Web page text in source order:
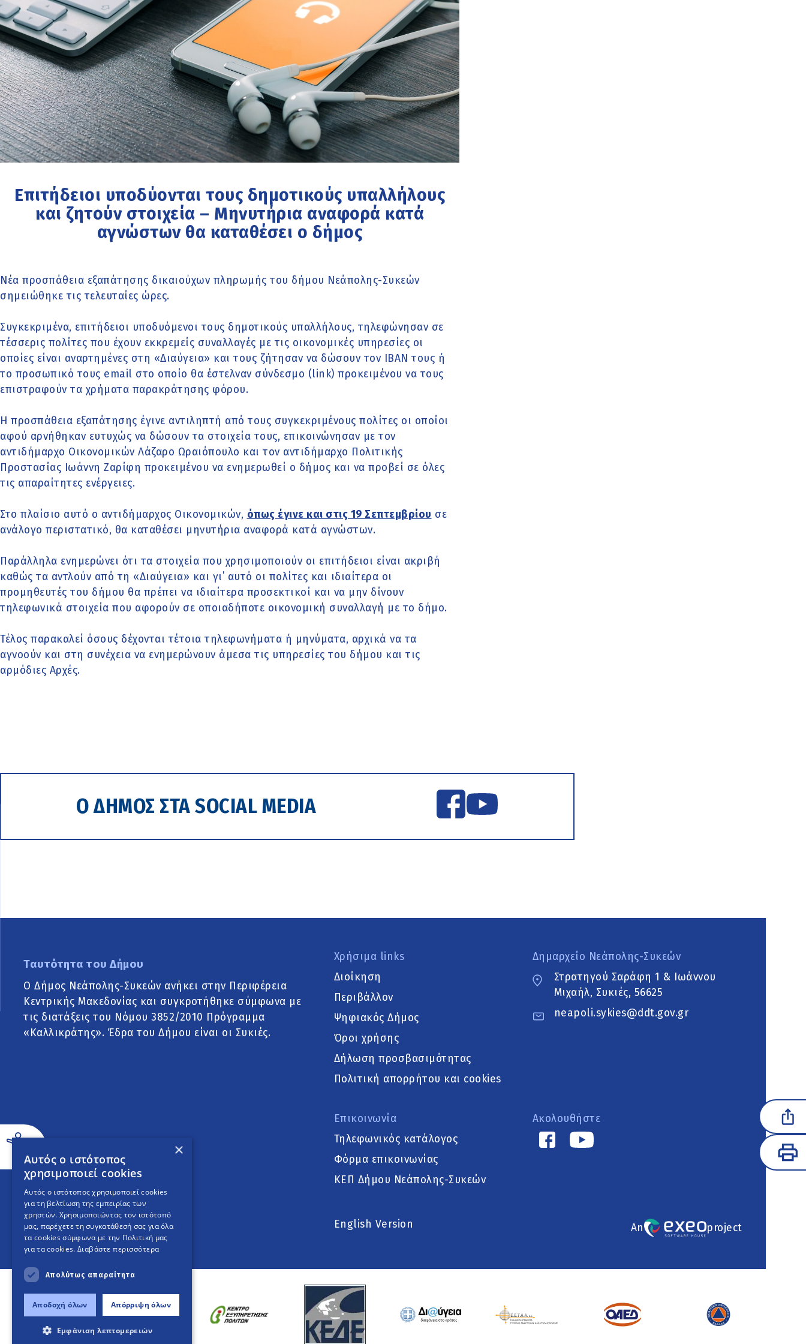
Επιτήδειοι υποδύονται τους δημοτικούς υπαλλήλους
και ζητούν στοιχεία – Μηνυτήρια αναφορά κατά
αγνώστων θα καταθέσει ο δήμος
Νέα προσπάθεια εξαπάτησης δικαιούχων πληρωμής του δήμου Νεάπολης-Συκεών
σημειώθηκε τις τελευταίες ώρες.
Συγκεκριμένα, επιτήδειοι υποδυόμενοι τους δημοτικούς υπαλλήλους, τηλεφώνησαν σε
τέσσερις πολίτες που έχουν εκκρεμείς συναλλαγές με τις οικονομικές υπηρεσίες οι
οποίες είναι αναρτημένες στη «Διαύγεια» και τους ζήτησαν να δώσουν τον IBAN τους ή
το προσωπικό τους email στο οποίο θα έστελναν σύνδεσμο (link) προκειμένου να τους
επιστραφούν τα χρήματα παρακράτησης φόρου.
Η προσπάθεια εξαπάτησης έγινε αντιληπτή από τους συγκεκριμένους πολίτες οι οποίοι
αφού αρνήθηκαν ευτυχώς να δώσουν τα στοιχεία τους, επικοινώνησαν με τον
αντιδήμαρχο Οικονομικών Λάζαρο Ωραιόπουλο και τον αντιδήμαρχο Πολιτικής
Προστασίας Ιωάννη Ζαρίφη προκειμένου να ενημερωθεί ο δήμος και να προβεί σε όλες
τις απαραίτητες ενέργειες.
Στο πλαίσιο αυτό ο αντιδήμαρχος Οικονομικών, όπως έγινε και στις 19 Σεπτεμβρίου σε
ανάλογο περιστατικό, θα καταθέσει μηνυτήρια αναφορά κατά αγνώστων.
Παράλληλα ενημερώνει ότι τα στοιχεία που χρησιμοποιούν οι επιτήδειοι είναι ακριβή
καθώς τα αντλούν από τη «Διαύγεια» και γι΄ αυτό οι πολίτες και ιδιαίτερα οι
προμηθευτές του δήμου θα πρέπει να ιδιαίτερα προσεκτικοί και να μην δίνουν
τηλεφωνικά στοιχεία που αφορούν σε οποιαδήποτε οικονομική συναλλαγή με το δήμο.
Τέλος παρακαλεί όσους δέχονται τέτοια τηλεφωνήματα ή μηνύματα, αρχικά να τα
αγνοούν και στη συνέχεια να ενημερώνουν άμεσα τις υπηρεσίες του δήμου και τις
αρμόδιες Αρχές.
Ο ΔΗΜΟΣ ΣΤΑ SOCIAL MEDIA
Ταυτότητα του Δήμου
Ο Δήμος Νεάπολης-Συκεών ανήκει στην Περιφέρεια
Κεντρικής Μακεδονίας και συγκροτήθηκε σύμφωνα με
τις διατάξεις του Νόμου 3852/2010 Πρόγραμμα
«Καλλικράτης». Έδρα του Δήμου είναι οι Συκιές.
Χρήσιμα links
Διοίκηση
Περιβάλλον
Ψηφιακός Δήμος
Όροι χρήσης
Δήλωση προσβασιμότητας
Πολιτική απορρήτου και cookies
Επικοινωνία
Τηλεφωνικός κατάλογος
Φόρμα επικοινωνίας
ΚΕΠ Δήμου Νεάπολης-Συκεών
Δημαρχείο Νεάπολης-Συκεών
Στρατηγού Σαράφη 1 & Ιωάννου
Μιχαήλ, Συκιές, 56625
neapoli.sykies@ddt.gov.gr
Ακολουθήστε
English Version An project
×
Αυτός ο ιστότοπος
χρησιμοποιεί cookies
Αυτός ο ιστότοπος χρησιμοποιεί cookies
για τη βελτίωση της εμπειρίας των
χρηστών. Χρησιμοποιώντας τον ιστότοπό
μας, παρέχετε τη συγκατάθεσή σας για όλα
τα cookies σύμφωνα με την Πολιτική μας
για τα cookies. Διαβάστε περισσότερα
Απολύτως απαραίτητα
Αποδοχή όλων Απόρριψη όλων
Εμφάνιση λεπτομερειών